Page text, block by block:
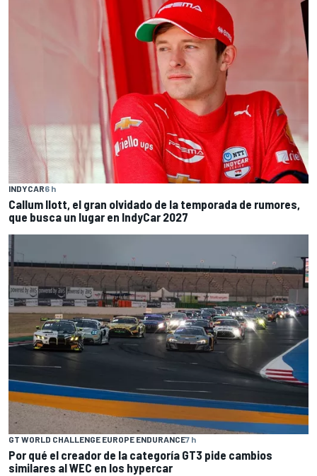
INDYCAR6 h
Callum Ilott, el gran olvidado de la temporada de rumores,
que busca un lugar en IndyCar 2027
GT WORLD CHALLENGE EUROPE ENDURANCE7 h
Por qué el creador de la categoría GT3 pide cambios
similares al WEC en los hypercar